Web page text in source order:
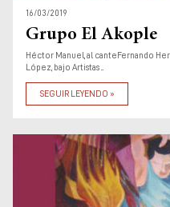
16/03/2019
Grupo El Akople
Héctor Manuel, al canteFernando
López, bajo Artistas ...
SEGUIR LEYENDO »